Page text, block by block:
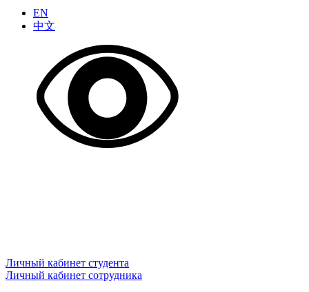
EN
中文
Личный кабинет студента
Личный кабинет сотрудника